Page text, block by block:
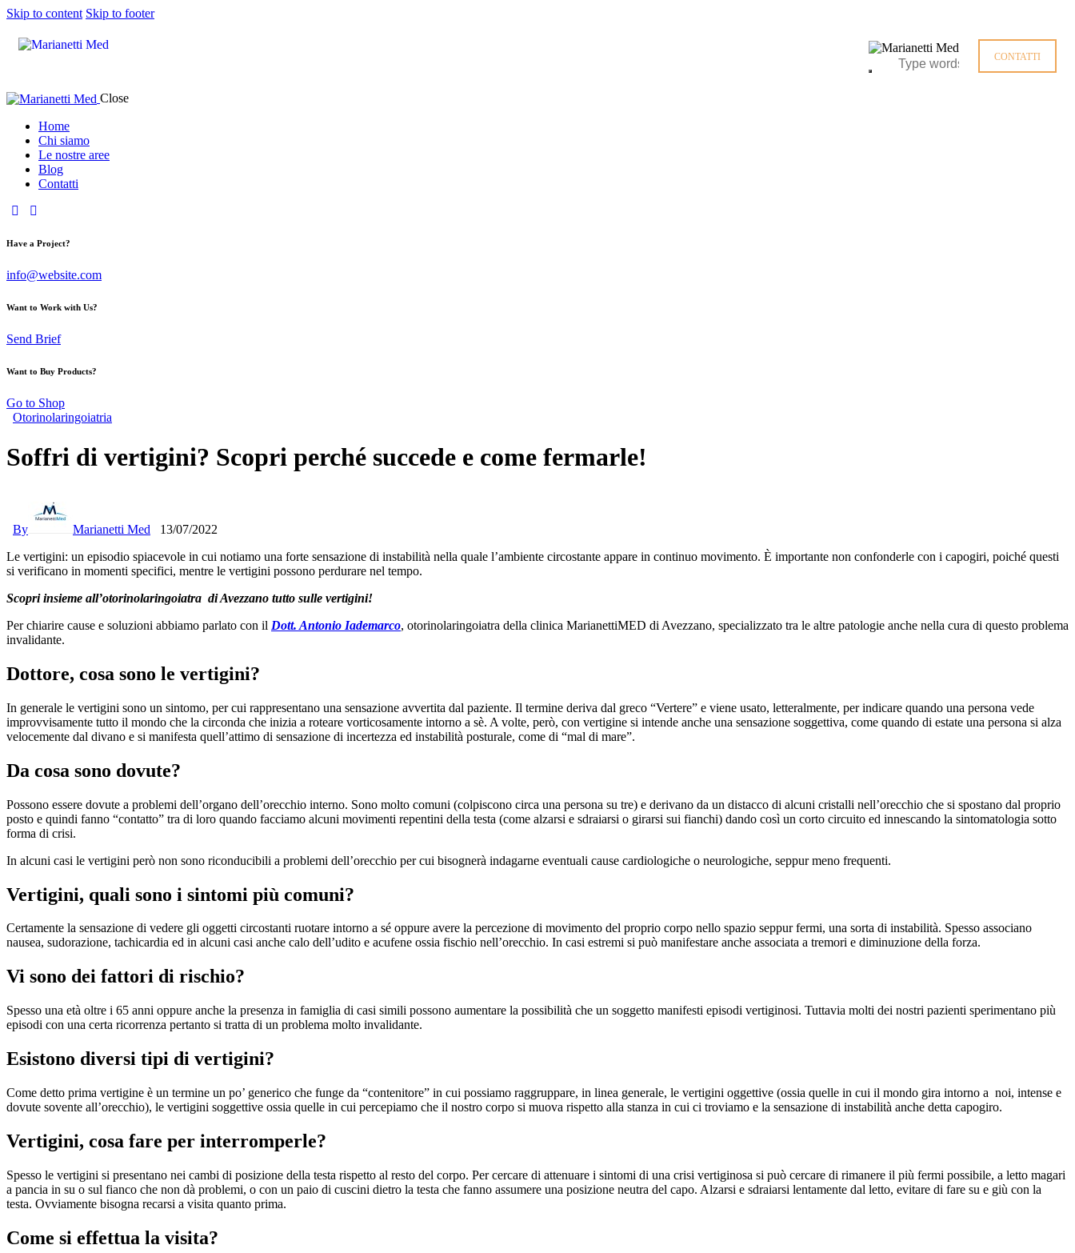
Skip to content Skip to footer
CONTATTI
Close
Home
Chi siamo
Le nostre aree
Blog
Contatti
Have a Project?
info@website.com
Want to Work with Us?
Send Brief
Want to Buy Products?
Go to Shop
Otorinolaringoiatria
Soffri di vertigini? Scopri perché succede e come fermarle!
By Marianetti Med
13/07/2022
Le vertigini: un episodio spiacevole in cui notiamo una forte sensazione di instabilità nella quale l’ambiente circostante appare in continuo movimento. È importante non confonderle con i capogiri, poiché questi
si verificano in momenti specifici, mentre le vertigini possono perdurare nel tempo.
Scopri insieme all’otorinolaringoiatra di Avezzano tutto sulle vertigini!
Per chiarire cause e soluzioni abbiamo parlato con il Dott. Antonio Iademarco, otorinolaringoiatra della clinica MarianettiMED di Avezzano, specializzato tra le altre patologie anche nella cura di questo problema
invalidante.
Dottore, cosa sono le vertigini?
In generale le vertigini sono un sintomo, per cui rappresentano una sensazione avvertita dal paziente. Il termine deriva dal greco “Vertere” e viene usato, letteralmente, per indicare quando una persona vede
improvvisamente tutto il mondo che la circonda che inizia a roteare vorticosamente intorno a sè. A volte, però, con vertigine si intende anche una sensazione soggettiva, come quando di estate una persona si alza
velocemente dal divano e si manifesta quell’attimo di sensazione di incertezza ed instabilità posturale, come di “mal di mare”.
Da cosa sono dovute?
Possono essere dovute a problemi dell’organo dell’orecchio interno. Sono molto comuni (colpiscono circa una persona su tre) e derivano da un distacco di alcuni cristalli nell’orecchio che si spostano dal proprio
posto e quindi fanno “contatto” tra di loro quando facciamo alcuni movimenti repentini della testa (come alzarsi e sdraiarsi o girarsi sui fianchi) dando così un corto circuito ed innescando la sintomatologia sotto
forma di crisi.
In alcuni casi le vertigini però non sono riconducibili a problemi dell’orecchio per cui bisognerà indagarne eventuali cause cardiologiche o neurologiche, seppur meno frequenti.
Vertigini, quali sono i sintomi più comuni?
Certamente la sensazione di vedere gli oggetti circostanti ruotare intorno a sé oppure avere la percezione di movimento del proprio corpo nello spazio seppur fermi, una sorta di instabilità. Spesso associano
nausea, sudorazione, tachicardia ed in alcuni casi anche calo dell’udito e acufene ossia fischio nell’orecchio. In casi estremi si può manifestare anche associata a tremori e diminuzione della forza.
Vi sono dei fattori di rischio?
Spesso una età oltre i 65 anni oppure anche la presenza in famiglia di casi simili possono aumentare la possibilità che un soggetto manifesti episodi vertiginosi. Tuttavia molti dei nostri pazienti sperimentano più
episodi con una certa ricorrenza pertanto si tratta di un problema molto invalidante.
Esistono diversi tipi di vertigini?
Come detto prima vertigine è un termine un po’ generico che funge da “contenitore” in cui possiamo raggruppare, in linea generale, le vertigini oggettive (ossia quelle in cui il mondo gira intorno a noi, intense e
dovute sovente all’orecchio), le vertigini soggettive ossia quelle in cui percepiamo che il nostro corpo si muova rispetto alla stanza in cui ci troviamo e la sensazione di instabilità anche detta capogiro.
Vertigini, cosa fare per interromperle?
Spesso le vertigini si presentano nei cambi di posizione della testa rispetto al resto del corpo. Per cercare di attenuare i sintomi di una crisi vertiginosa si può cercare di rimanere il più fermi possibile, a letto magari
a pancia in su o sul fianco che non dà problemi, o con un paio di cuscini dietro la testa che fanno assumere una posizione neutra del capo. Alzarsi e sdraiarsi lentamente dal letto, evitare di fare su e giù con la
testa. Ovviamente bisogna recarsi a visita quanto prima.
Come si effettua la visita?